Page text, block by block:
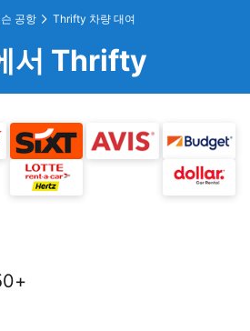
공항 Thrifty 차량 대여
서 Thrifty